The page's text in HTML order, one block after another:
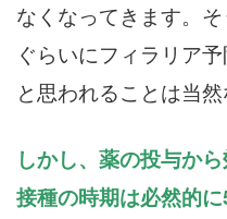
なくなってきます。
ぐらいにフィラリア
と思われることは当
しかし、薬の投与か
接種の時期は必然的